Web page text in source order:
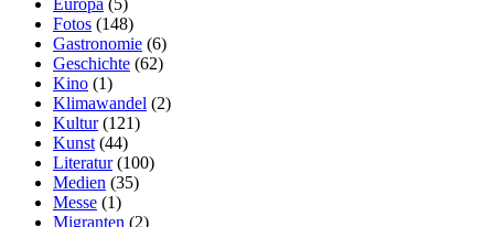
Europa (5)
Fotos (148)
Gastronomie (6)
Geschichte (62)
Kino (1)
Klimawandel (2)
Kultur(121)
Kunst (44)
Literatur(100)
Medien (35)
Messe (1)
Migranten (2)